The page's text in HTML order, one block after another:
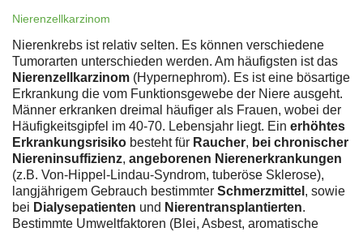
Nierenzellkarzinom
Nierenkrebs ist relativ selten. Es können verschiedene
Tumorarten unterschieden werden. Am häufigsten ist das
Nierenzellkarzinom (Hypernephrom). Es ist eine bösartige
Erkrankung die vom Funktionsgewebe der Niere ausgeht.
Männer erkranken dreimal häufiger als Frauen, wobei der
Häufigkeitsgipfel im 40-70. Lebensjahr liegt. Ein erhöhtes
Erkrankungsrisiko besteht für Raucher, bei chronischer
Niereninsuffizienz, angeborenen Nierenerkrankungen
(z.B. Von-Hippel-Lindau-Syndrom, tuberöse Sklerose),
langjährigem Gebrauch bestimmter Schmerzmittel , sowie
bei Dialysepatienten und Nierentransplantierten.
Bestimmte Umweltfaktoren (Blei, Asbest, aromatische